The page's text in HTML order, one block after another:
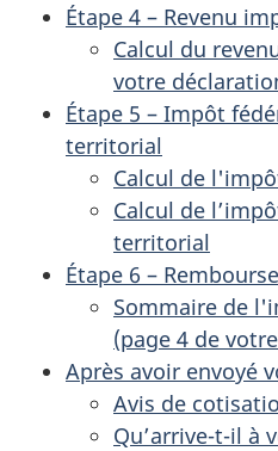
Étape 4 – Revenu
Calcul du
votre
Étape 5 – Impôt
territorial
Calcul de
Calcul de
territorial
Étape 6 –
Sommaire de
(page 4 de
Après avoir envoyé
Avis de
Qu’arrive-t-il à